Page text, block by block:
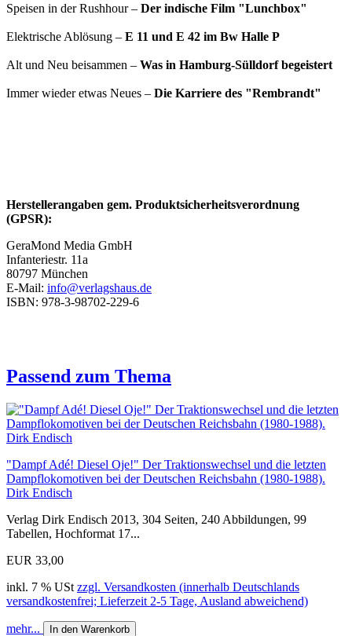
Speisen in der Rushhour – Der indische Film "Lunchbox"
Elektrische Ablösung – E 11 und E 42 im Bw Halle P
Alt und Neu beisammen – Was in Hamburg-Sülldorf begeistert
Immer wieder etwas Neues – Die Karriere des "Rembrandt"
Herstellerangaben gem. Produktsicherheitsverordnung
(GPSR):
GeraMond Media GmbH
Infanteriestr. 11a
80797 München
E-Mail: info@verlagshaus.de
ISBN: 978-3-98702-229-6
Passend zum Thema
"Dampf Adé! Diesel Oje!" Der Traktionswechsel und die letzten
Dampflokomotiven bei der Deutschen Reichsbahn (1980-1988).
Dirk Endisch
Verlag Dirk Endisch 2013, 304 Seiten, 240 Abbildungen, 99
Tabellen, Hochformat 17...
EUR 33,00
inkl. 7 % USt zzgl. Versandkosten (innerhalb Deutschlands
versandkostenfrei; Lieferzeit 2-5 Tage, Ausland abweichend)
mehr... In den Warenkorb